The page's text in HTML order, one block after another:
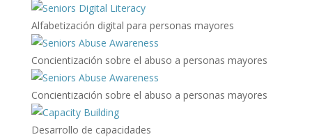
Alfabetización digital para personas mayores
Concientización sobre el abuso a personas mayores
Concientización sobre el abuso a personas mayores
Desarrollo de capacidades